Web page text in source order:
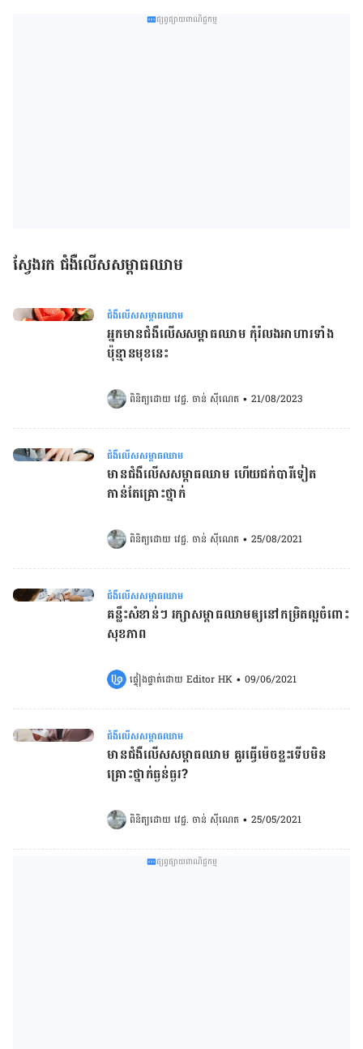
ផ្សព្វផ្សាយពាណិជ្ជកម្ម
ស្វែងរក ជំងឺលើសសម្ពាធឈាម
ជំងឺលើសសម្ពាធឈាម
អ្នកមានជំងឺលើសសម្ពាធឈាម កុំរំលងអាហារទាំង
ប៉ុន្មានមុខនេះ
ពិនិត្យដោយ វេជ្ជ. ចាន់ ស៊ីណេត • 21/08/2023
ជំងឺលើសសម្ពាធឈាម
មានជំងឺលើសសម្ពាធឈាម ហើយជក់បារីទៀត
កាន់តែគ្រោះថ្នាក់
ពិនិត្យដោយ វេជ្ជ. ចាន់ ស៊ីណេត • 25/08/2021
ជំងឺលើសសម្ពាធឈាម
គន្លឹះសំខាន់ៗ ​រក្សា​សម្ពាធឈាម​ឲ្យ​នៅ​កម្រិត​ល្អចំពោះ
សុខភាព
ផ្ទៀងផ្ទាត់ដោយ Editor HK • 09/06/2021
ជំងឺលើសសម្ពាធឈាម
មានជំងឺលើសសម្ពាធឈាម គួរធ្វើម៉េចខ្លះទើបមិន
គ្រោះថ្នាក់ធ្ងន់ធ្ងរ?
ពិនិត្យដោយ វេជ្ជ. ចាន់ ស៊ីណេត • 25/05/2021
ផ្សព្វផ្សាយពាណិជ្ជកម្ម